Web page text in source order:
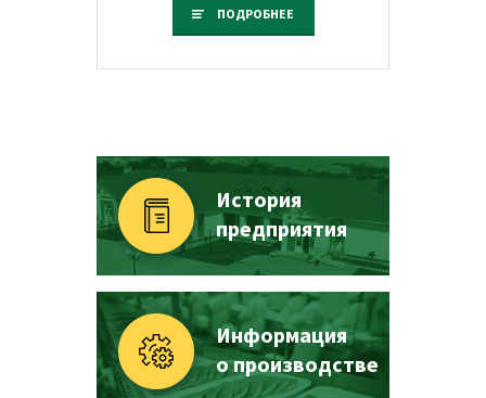
ПОДРОБНЕЕ
История
предприятия
Информация
о производстве